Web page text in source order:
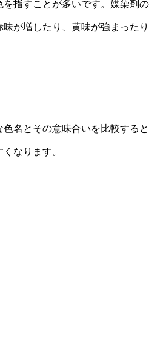
を指すことが多いです。媒染剤の
が増したり、黄味が強まったり
色名とその意味合いを比較すると
なります。